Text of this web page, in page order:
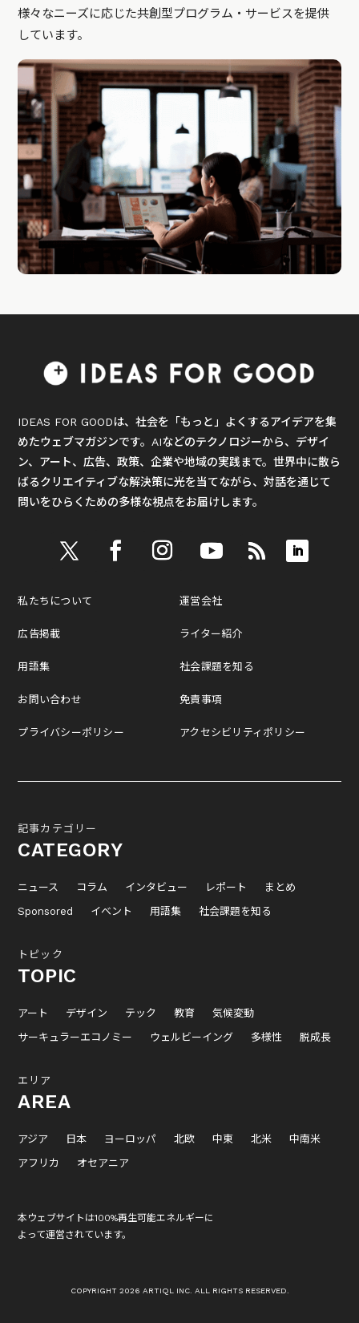
様々なニーズに応じた共創型プログラム・サービスを提供
しています。
IDEAS FOR GOODは、社会を「もっと」よくするアイデアを集
めたウェブマガジンです。AIなどのテクノロジーから、デザイ
ン、アート、広告、政策、企業や地域の実践まで。世界中に散ら
ばるクリエイティブな解決策に光を当てながら、対話を通じて
問いをひらくための多様な視点をお届けします。
私たちについて
広告掲載
用語集
お問い合わせ
プライバシーポリシー
運営会社
ライター紹介
社会課題を知る
免責事項
アクセシビリティポリシー
記事カテゴリー
CATEGORY
ニュース コラム インタビュー レポート
まとめ
Sponsored
イベント 用語集 社会課題を知る
トピック
TOPIC
アート デザイン テック 教育
気候変動
サーキュラーエコノミー
ウェルビーイング 多様性 脱成長
エリア
AREA
アジア 日本 ヨーロッパ 北欧 中東 北米
中南米
アフリカ
オセアニア
本ウェブサイトは100%再生可能エネルギーに
よって運営されています。
COPYRIGHT 2026 ARTIQL INC. ALL RIGHTS RESERVED.